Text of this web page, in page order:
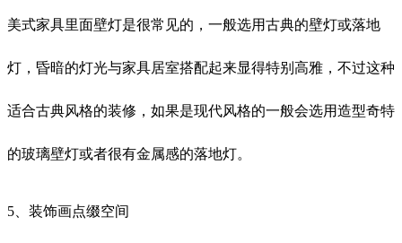
美式家具里面壁灯是很常见的，一般选用古典的壁灯或落地
灯，昏暗的灯光与家具居室搭配起来显得特别高雅，不过这种
适合古典风格的装修，如果是现代风格的一般会选用造型奇特
的玻璃壁灯或者很有金属感的落地灯。
5、装饰画点缀空间